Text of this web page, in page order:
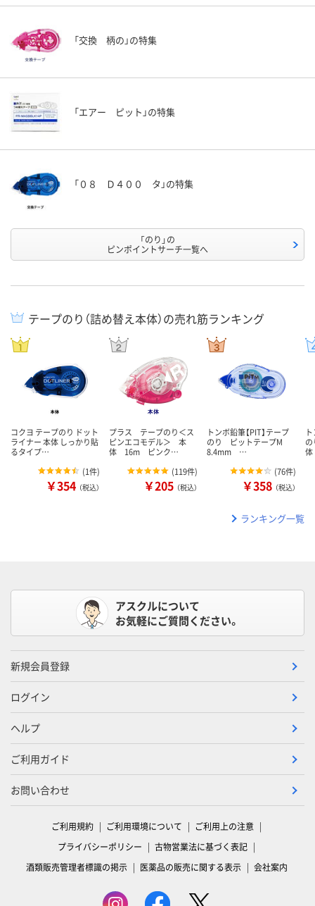
「交換 柄の」の特集
「エアー ピット」の特集
「０８ Ｄ４００ タ」の特集
「のり」の
ピンポイントサーチ一覧へ
テープのり（詰め替え本体）の売れ筋ランキング
コクヨ テープのり ドット
ライナー 本体 しっかり貼
るタイプ…
(1件)
￥354 （税込）
プラス テープのり＜ス
ピンエコモデル＞ 本
体 16m ピンク…
(119件)
￥205 （税込）
トンボ鉛筆【PIT】テープ
のり ピットテープM
8.4mm …
(76件)
￥358 （税込）
ランキング一覧
アスクルについて
お気軽にご質問ください。
新規会員登録
ログイン
ヘルプ
ご利用ガイド
お問い合わせ
ご利用規約 ご利用環境について
ご利用上の注意
プライバシーポリシー
古物営業法に基づく表記
酒類販売管理者標識の掲示
医薬品の販売に関する表示 会社案内